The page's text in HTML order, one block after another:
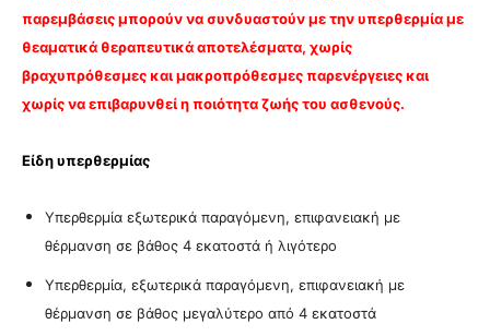
παρεμβάσεις μπορούν να συνδυαστούν με την υπερθερμία με
θεαματικά θεραπευτικά αποτελέσματα, χωρίς
βραχυπρόθεσμες και μακροπρόθεσμες παρενέργειες και
χωρίς να επιβαρυνθεί η ποιότητα ζωής του ασθενούς.
Είδη υπερθερμίας
Υπερθερμία εξωτερικά παραγόμενη, επιφανειακή με
θέρμανση σε βάθος 4 εκατοστά ή λιγότερο
Υπερθερμία, εξωτερικά παραγόμενη, επιφανειακή με
θέρμανση σε βάθος μεγαλύτερο από 4 εκατοστά